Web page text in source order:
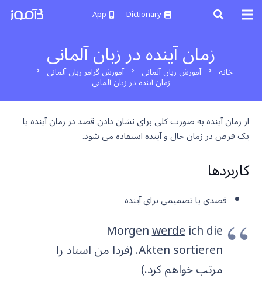
Dictionary
App
زمان آینده در زبان آلمانی خانه chevron_right آموزش زبان آلمانی chevron_right آموزش گرامر زبان آلمانی chevron_right
زمان آینده در زبان آلمانی
از زمان آینده به صورت کلی برای نشان دادن قصد در زمان آینده یا
یک فرض در زمان حال و آینده استفاده می شود.
کاربردها
قصدی یا تصمیمی برای آینده
Morgenwerdeich die
Aktensortieren
. (فردا من اسناد را
مرتب خواهم کرد.)